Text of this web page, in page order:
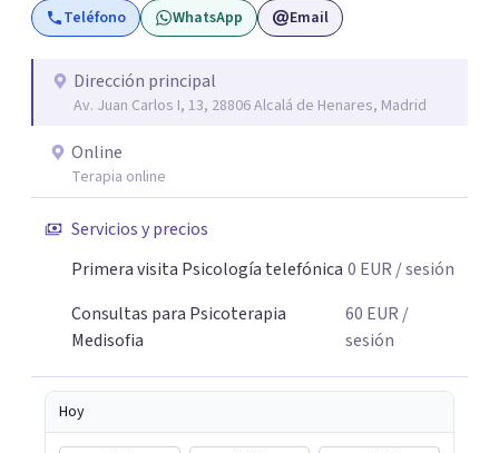
Teléfono WhatsApp Email
Dirección principal
Av. Juan Carlos I, 13, 28806 Alcalá de Henares, Madrid
Online
Terapia online
Servicios y precios
Primera visita Psicología telefónica 0 EUR / sesión
Consultas para Psicoterapia
Medisofia
60 EUR /
sesión
Hoy